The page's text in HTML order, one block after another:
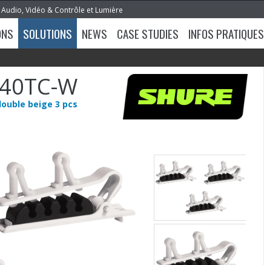
Vidéo & Contrôle et Lumière
SOLUTIONS NEWS CASE STUDIES INFOS PRATIQUES
W
beige 3 pcs